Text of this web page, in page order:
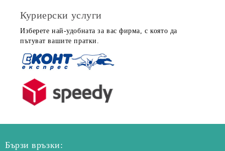
Куриерски услуги
Изберете най-удобната за вас фирма, с която да
пътуват вашите пратки.
Бързи връзки: